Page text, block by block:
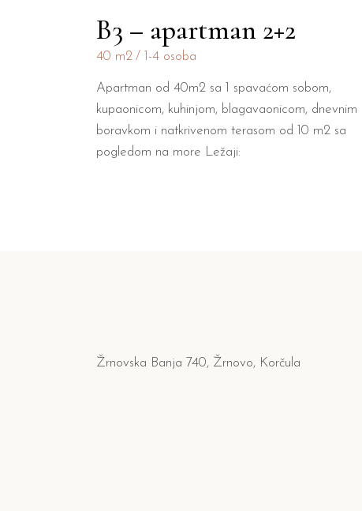
B3 – apartman 2+2
40 m2 1-4 osoba
Apartman od 40m2 sa 1 spavaćom sobom,
kupaonicom, kuhinjom, blagavaonicom, dnevnim
boravkom i natkrivenom terasom od 10 m2 sa
pogledom na more Ležaji:
Žrnovska Banja 740, Žrnovo, Korčula